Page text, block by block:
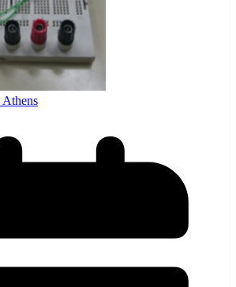
Athens